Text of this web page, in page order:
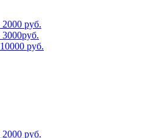
руб.
руб.
руб.